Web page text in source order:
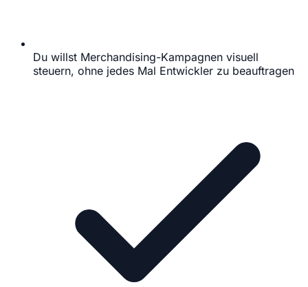
Du willst Merchandising-Kampagnen visuell
steuern, ohne jedes Mal Entwickler zu beauftragen